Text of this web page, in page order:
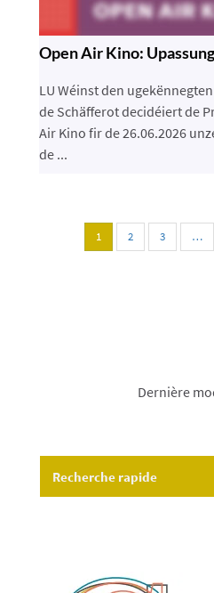
Open Air Kino:
LU Wéinst den
de Schäfferot decidéiert de
Air Kino fir de 26.06.2026
de ...
1 2 3 …
Dernière